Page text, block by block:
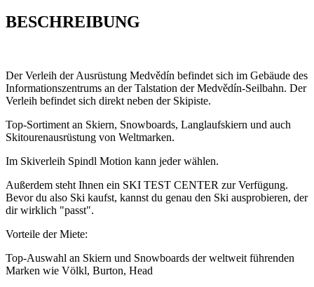
BESCHREIBUNG
Der Verleih der Ausrüstung Medvědín befindet sich im Gebäude des
Informationszentrums an der Talstation der Medvědín-Seilbahn. Der
Verleih befindet sich direkt neben der Skipiste.
Top-Sortiment an Skiern, Snowboards, Langlaufskiern und auch
Skitourenausrüstung von Weltmarken.
Im Skiverleih Spindl Motion kann jeder wählen.
Außerdem steht Ihnen ein SKI TEST CENTER zur Verfügung.
Bevor du also Ski kaufst, kannst du genau den Ski ausprobieren, der
dir wirklich "passt".
Vorteile der Miete:
Top-Auswahl an Skiern und Snowboards der weltweit führenden
Marken wie Völkl, Burton, Head